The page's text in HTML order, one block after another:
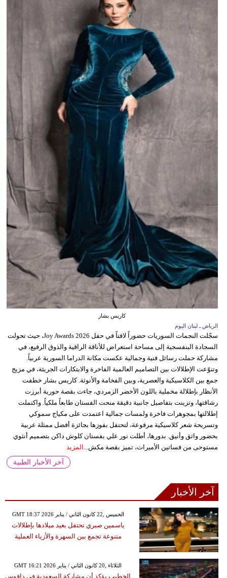
كاريس بشار
الرياض ـ لبنان اليوم
سجّلت النجمات السوريات حضوراً لافتاً في حفل Joy Awards 2026، حيث تحولت
السجادة البنفسجية إلى مساحة استعراض للأناقة الراقية والذوق الرفيع، في
مشاركة حملت رسائل فنية وجمالية عكست مكانة الدراما السورية عربياً.
وتنوّعت الإطلالات بين التصاميم العالمية الفاخرة والابتكارات الجريئة، في مزيج
جمع بين الكلاسيكية والعصرية، وبين الفخامة والأنوثة. كاريس بشار خطفت
الأنظار بإطلالة مخملية باللون الأخضر الزمردي، جاءت بقصة حورية أبرزت
رشاقتها، وتزينت بتفاصيل جانبية دقيقة منحت الفستان طابعاً ملكياً. واكتملت
إطلالتها بمجوهرات فاخرة ولمسات جمالية اعتمدت على مكياج سموكي
وتسريحة شعر كلاسيكية مرفوعة، لتحتفل بفوزها بجائزة أفضل ممثلة عربية
بحضور واثق وأنيق. بدورها، أطلت نور علي بفستان كلوش داكن بتصميم أنثوي
مستوحى من فساتين الأميرات، تميز بقصة مكش... المزيد
آخر الأخبار الطبية
آخر الأخبار
GMT 18:37 2026 الخميس ,22 كانون الثاني / يناير
ياسمين صبري تحتفل بعيد ميلادها بإطلالات
متنوعة تجمع بين السهرة والأزياء العملية
GMT 16:21 2026 الثلاثاء ,20 كانون الثاني / يناير
الخطيب يؤكد أن مشاركة السعودية في دافوس